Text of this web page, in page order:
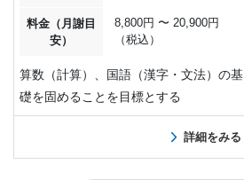
料金（月謝目
安）
8,800円 〜 20,900円
（税込）
算数（計算）、国語（漢字・文法）の基
礎を固めることを目標とする
詳細をみる